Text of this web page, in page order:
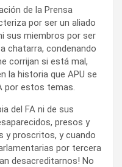
de la Prensa
por ser un aliado
sus miembros por ser
chatarra, condenando
corrijan si está mal,
la historia que APU se
por estos temas.
del FA ni de sus
presos y
y proscritos, y cuando
por tercera
desacreditarnos! No